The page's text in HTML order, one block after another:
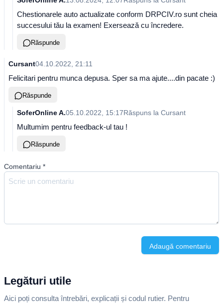
Chestionarele auto actualizate conform DRPCIV.ro sunt cheia
succesului tău la examen! Exersează cu încredere.
Răspunde
Cursant04.10.2022, 21:11
Felicitari pentru munca depusa. Sper sa ma ajute....din pacate :)
Răspunde
SoferOnline A.05.10.2022, 15:17Răspuns la Cursant
Multumim pentru feedback-ul tau !
Răspunde
Comentariu *
Adaugă comentariu
Legături utile
Aici poți consulta întrebări, explicații și codul rutier. Pentru